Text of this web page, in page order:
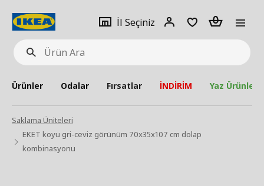
Ürün
Ara
İl Seçiniz
Giriş
Adet
Ürünler Odalar Fırsatlar İNDİRİM Yaz Ürünleri
Saklama Üniteleri
EKET koyu gri-ceviz görünüm 70x35x107 cm dolap
kombinasyonu